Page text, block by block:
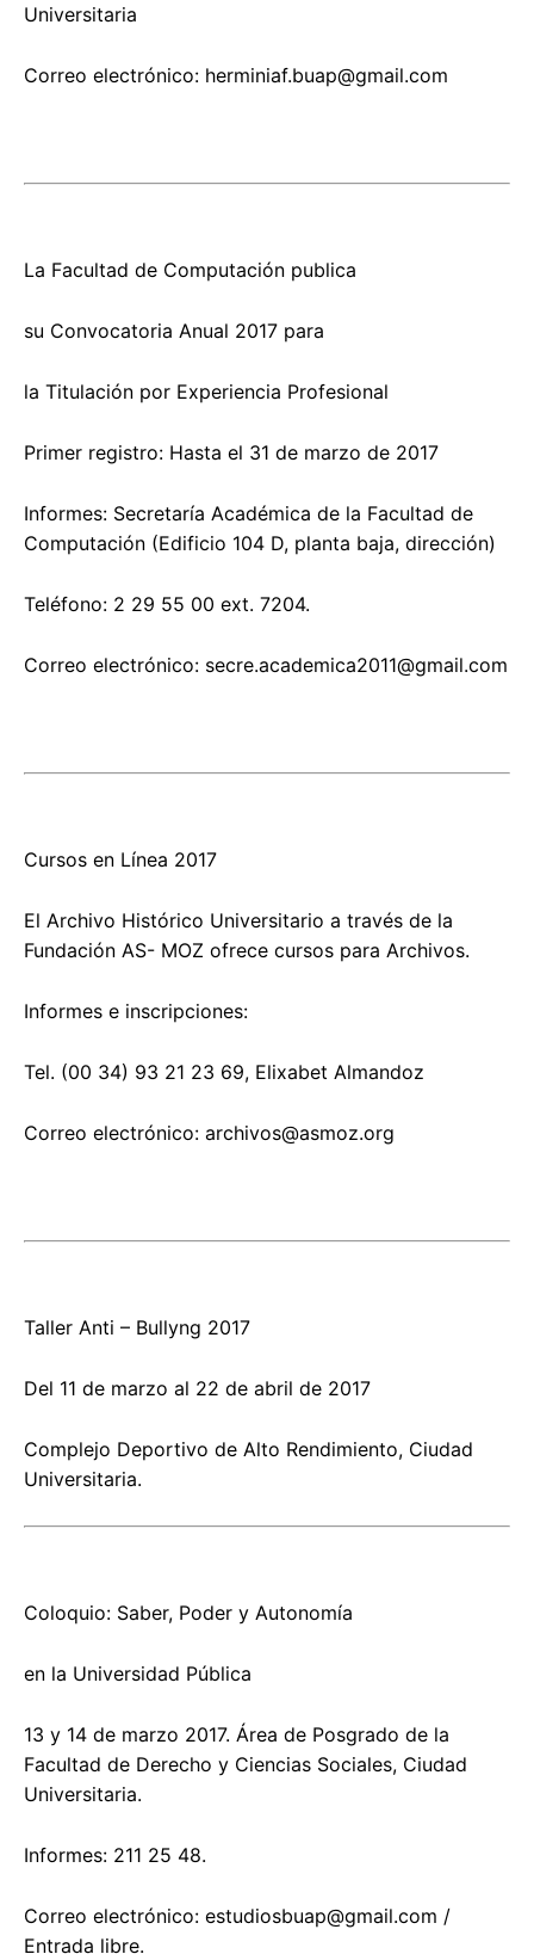
Universitaria
Correo electrónico: herminiaf.buap@gmail.com
La Facultad de Computación publica
su Convocatoria Anual 2017 para
la Titulación por Experiencia Profesional
Primer registro: Hasta el 31 de marzo de 2017
Informes: Secretaría Académica de la Facultad de
Computación (Edificio 104 D, planta baja, dirección)
Teléfono: 2 29 55 00 ext. 7204.
Correo electrónico: secre.academica2011@gmail.com
Cursos en Línea 2017
El Archivo Histórico Universitario a través de la
Fundación AS- MOZ ofrece cursos para Archivos.
Informes e inscripciones:
Tel. (00 34) 93 21 23 69, Elixabet Almandoz
Correo electrónico: archivos@asmoz.org
Taller Anti – Bullyng 2017
Del 11 de marzo al 22 de abril de 2017
Complejo Deportivo de Alto Rendimiento, Ciudad
Universitaria.
Coloquio: Saber, Poder y Autonomía
en la Universidad Pública
13 y 14 de marzo 2017. Área de Posgrado de la
Facultad de Derecho y Ciencias Sociales, Ciudad
Universitaria.
Informes: 211 25 48.
Correo electrónico: estudiosbuap@gmail.com /
Entrada libre.